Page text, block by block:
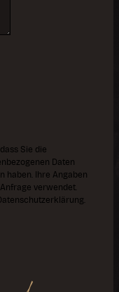
Sie die
Daten
haben. Ihre Angaben
verwendet.